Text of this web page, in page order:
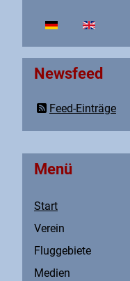
Menü
Start
Verein
Fluggebiete
Medien
Sprache auswählen
Newsfeed
Feed-Einträge